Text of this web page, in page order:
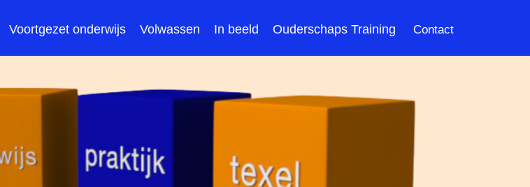
Voortgezet onderwijs Volwassen In beeld Ouderschaps Training Contact